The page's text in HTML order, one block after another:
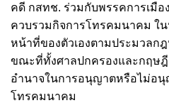
คดี กสทช. ร่วมกับพรรคการเมือ
ควบรวมกิจการโทรคมนาคม ใ
หน้าที่ของตัวเองตามประมวลก
ขณะที่ทั้งศาลปกครองและกฤษ
อำนาจในการอนุญาตหรือไม่อ
โทรคมนาคม